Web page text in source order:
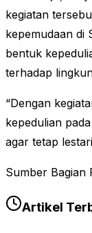
kegiatan
kepemudaan di
bentuk
terhadap
“Dengan
kepedulian
agar tetap
Sumber Bagian
Artikel